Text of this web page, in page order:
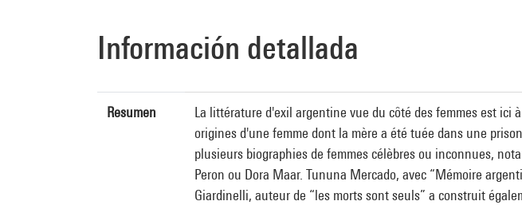
Información detallada
Resumen
La littérature d'exil argentine vue du côté des femmes est ici
origines d'une femme dont la mère a été tuée dans une
plusieurs biographies de femmes célèbres ou inconnues,
Peron ou Dora Maar. Tununa Mercado, avec “Mémoire
Giardinelli, auteur de “les morts sont seuls” a construit